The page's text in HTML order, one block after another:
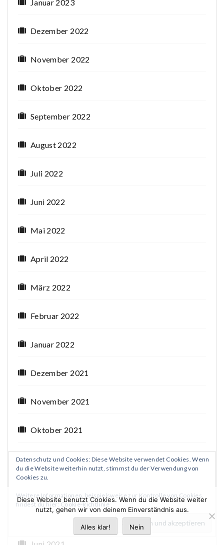
Januar 2023
Dezember 2022
November 2022
Oktober 2022
September 2022
August 2022
Juli 2022
Juni 2022
Mai 2022
April 2022
März 2022
Februar 2022
Januar 2022
Dezember 2021
November 2021
Oktober 2021
September 2021
Juli 2021
Datenschutz und Cookies: Diese Website verwendet Cookies. Wenn
du die Website weiterhin nutzt, stimmst du der Verwendung von
Cookies zu.
Weitere Informationen, beispielsweise zur Kontrolle von Cookies,
findest du hier:Cookie-Richtlinie
Diese Website benutzt Cookies. Wenn du die Website weiter
nutzt, gehen wir von deinem Einverständnis aus.
Alles klar! Nein